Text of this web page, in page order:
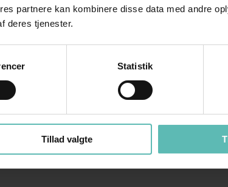
partnere kan kombinere disse data med andre
deres tjenester.
Statistik
Tillad valgte